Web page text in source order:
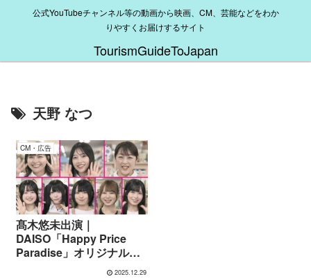
公式YouTubeチャンネル等の動画から映画、CM、芸能などをわか
りやすくお届けするサイト
TourismGuideToJapan
天野 なつ
CM・広告
髙木悠未出演｜
DAISO「Happy Price
Paradise」オリジナルダ
ンス動画2025｜楽曲とダ
2025.12.29